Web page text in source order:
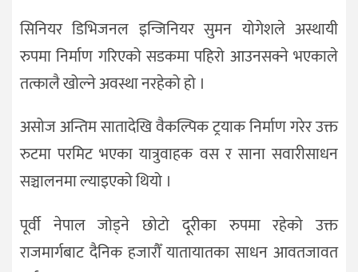
सिनियर डिभिजनल इन्जिनियर सुमन योगेशले अस्थायी
रुपमा निर्माण गरिएको सडकमा पहिरो आउनसक्ने भएकाले
तत्कालै खोल्ने अवस्था नरहेको हो ।
असोज अन्तिम सातादेखि वैकल्पिक ट्रयाक निर्माण गरेर उक्त
रुटमा परमिट भएका यात्रुवाहक वस र साना सवारीसाधन
सञ्चालनमा ल्याइएको थियो ।
पूर्वी नेपाल जोड्ने छोटो दूरीका रुपमा रहेको उक्त
राजमार्गबाट दैनिक हजारौँ यातायातका साधन आवतजावत